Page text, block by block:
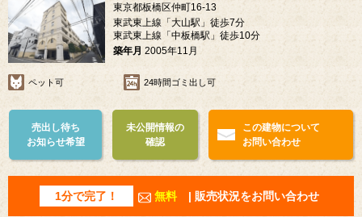
東京都板橋区仲町16-13
東武東上線「大山駅」徒歩7分
東武東上線「中板橋駅」徒歩10分
築年月 2005年11月
ペット可 24時間ゴミ出し可
売出し待ち
お知らせ希望
未公開情報の
確認
この建物について
お問い合わせ
1分で完了！ 無料 | 販売状況をお問い合わせ